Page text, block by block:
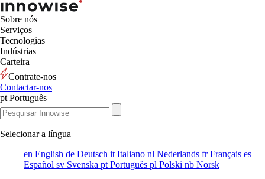
Sobre nós
Serviços
Tecnologias
Indústrias
Carteira
Contrate-nos
Contactar-nos
pt Português
Selecionar a língua
en English de Deutsch it Italiano nl Nederlands frFrançais es
Español sv Svenska pt Português pl Polski nb Norsk